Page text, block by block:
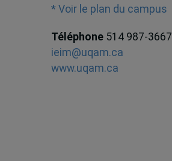
* Voir le plan du campus
Téléphone 514 987-3667
ieim@uqam.ca
www.uqam.ca